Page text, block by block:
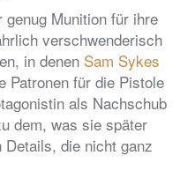
Munition für ihre
verschwenderisch
in denen Sam Sykes
Patronen für die Pistole
als Nachschub
dem, was sie später
die nicht ganz